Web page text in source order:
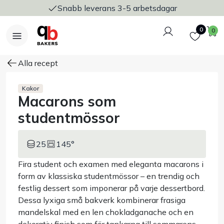
Snabb leverans 3-5 arbetsdagar
Logga in
Favoriter
0 0
Nyheter
Bakers Pureline
Utensilier
Alla recept
Kakor
Macarons som
studentmössor
25
145°
Fira student och examen med eleganta macarons i
form av klassiska studentmössor – en trendig och
festlig dessert som imponerar på varje dessertbord.
Dessa lyxiga små bakverk kombinerar frasiga
mandelskal med en len chokladganache och en